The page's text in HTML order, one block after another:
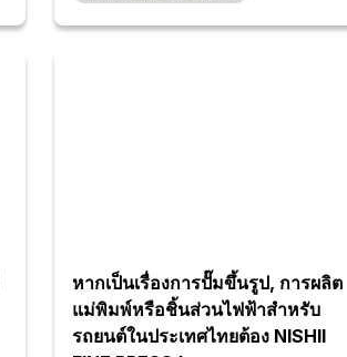
หากเป็นเรื่องการปั๊มขึ้นรูป, การผลิต
แม่พิมพ์หรือชิ้นส่วนไฟฟ้าสำหรับ
รถยนต์ในประเทศไทยต้อง NISHII